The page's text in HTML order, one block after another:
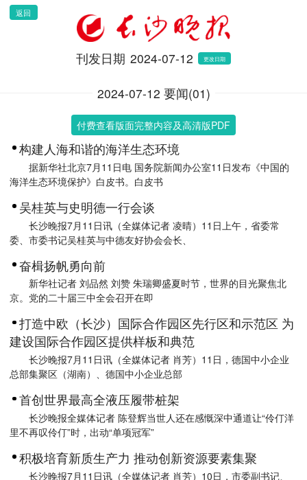
返回
刊发日期 2024-07-12 更改日期
2024-07-12 要闻(01)
付费查看版面完整内容及高清版PDF
构建人海和谐的海洋生态环境
据新华社北京7月11日电 国务院新闻办公室11日发布《中国的
海洋生态环境保护》白皮书。白皮书
吴桂英与史明德一行会谈
长沙晚报7月11日讯（全媒体记者 凌晴）11日上午，省委常
委、市委书记吴桂英与中德友好协会会长、
奋楫扬帆勇向前
新华社记者 刘品然 刘赞 朱瑞卿盛夏时节，世界的目光聚焦北
京。党的二十届三中全会召开在即
打造中欧（长沙）国际合作园区先行区和示范区 为
建设国际合作园区提供样板和典范
长沙晚报7月11日讯（全媒体记者 肖芳）11日，德国中小企业
总部集聚区（湖南）、德国中小企业总部
首创世界最高全液压履带桩架
长沙晚报全媒体记者 陈登辉当世人还在感慨深中通道让“伶仃洋
里不再叹伶仃”时，出动“单项冠军”
积极培育新质生产力 推动创新资源要素集聚
长沙晚报7月11日讯（全媒体记者 肖芳）10日，市委副书记、